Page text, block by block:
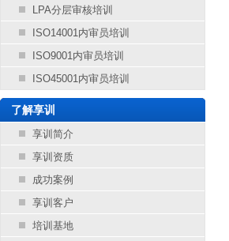
LPA分层审核培训
ISO14001内审员培训
ISO9001内审员培训
ISO45001内审员培训
了解享训
享训简介
享训资质
成功案例
享训客户
培训基地